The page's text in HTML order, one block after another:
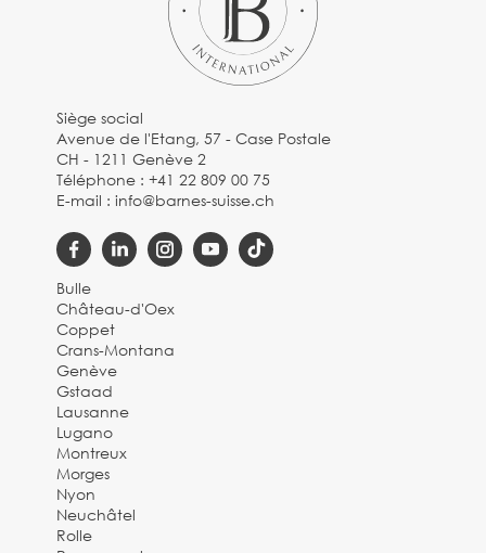
Siège social
Avenue de l'Etang, 57 - Case Postale
CH - 1211 Genève 2
Téléphone :+41 22 809 00 75
E-mail :info@barnes-suisse.ch
Bulle
Château-d'Oex
Coppet
Crans-Montana
Genève
Gstaad
Lausanne
Lugano
Montreux
Morges
Nyon
Neuchâtel
Rolle